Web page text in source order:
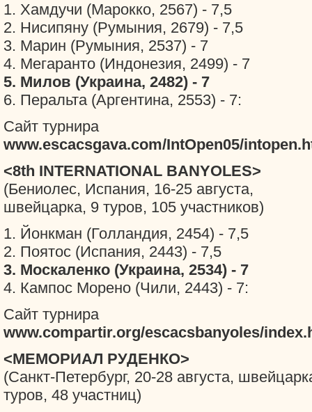
1. Хамдучи (Марокко, 2567) - 7,5
2. Нисипяну (Румыния, 2679) - 7,5
3. Марин (Румыния, 2537) - 7
4. Мегаранто (Индонезия, 2499) - 7
5. Милов (Украина, 2482) - 7
6. Перальта (Аргентина, 2553) - 7:
Сайт турнира
www.escacsgava.com/IntOpen05/
<8th INTERNATIONAL BANYOLES>
(Бениолес, Испания, 16-25 августа,
швейцарка, 9 туров, 105 участников)
1. Йонкман (Голландия, 2454) - 7,5
2. Поятос (Испания, 2443) - 7,5
3. Москаленко (Украина, 2534) - 7
4. Кампос Морено (Чили, 2443) - 7:
Сайт турнира
www.compartir.org/escacsbanyoles/
<МЕМОРИАЛ РУДЕНКО>
(Санкт-Петербург, 20-28 августа,
туров, 48 участниц)